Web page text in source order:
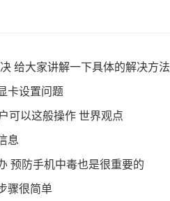
给大家讲解一下具体的解决方法
卡设置问题
可以这般操作 世界观点
息
预防手机中毒也是很重要的
骤很简单